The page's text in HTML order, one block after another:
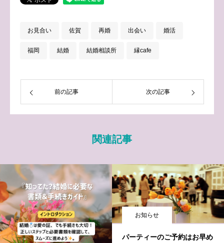
お見合い 佐賀 再婚 出会い 婚活
福岡 結婚 結婚相談所 縁cafe
前の記事 次の記事
関連記事
お知らせ
パーティーのご予約はお早め